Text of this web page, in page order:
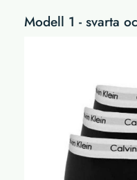
Modell 1 - svarta